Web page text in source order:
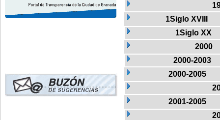
1Siglo XVIII
1Siglo XX
2000
2000-2003
2000-2005
2001-2005